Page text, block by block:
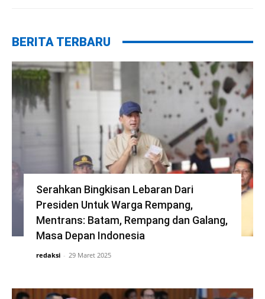
BERITA TERBARU
Serahkan Bingkisan Lebaran Dari
Presiden Untuk Warga Rempang,
Mentrans: Batam, Rempang dan Galang,
Masa Depan Indonesia
redaksi - 29 Maret 2025